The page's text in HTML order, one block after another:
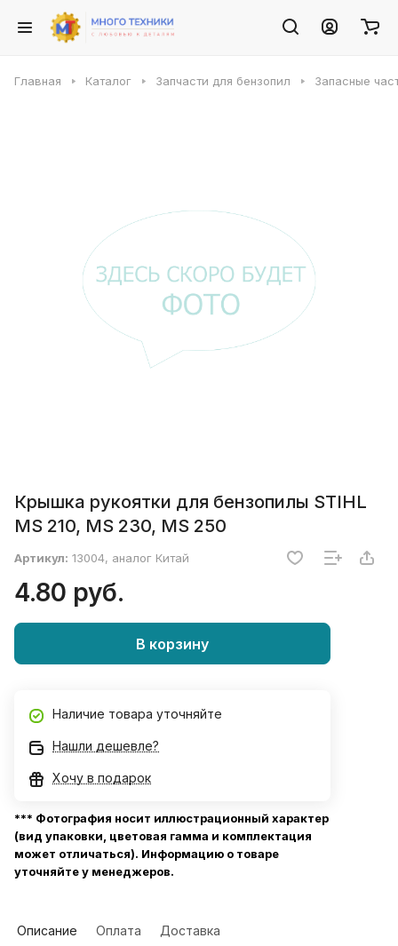
Главная Каталог Запчасти для бензопил Запасные
Крышка рукоятки для бензопилы STIHL
MS 210, MS 230, MS 250
Артикул: 13004, аналог Китай
4.80 руб.
В корзину
Наличие товара уточняйте
Нашли дешевле?
Хочу в подарок
*** Фотография носит иллюстрационный характер
(вид упаковки, цветовая гамма и комплектация
может отличаться). Информацию о товаре
уточняйте у менеджеров.
Описание Оплата Доставка